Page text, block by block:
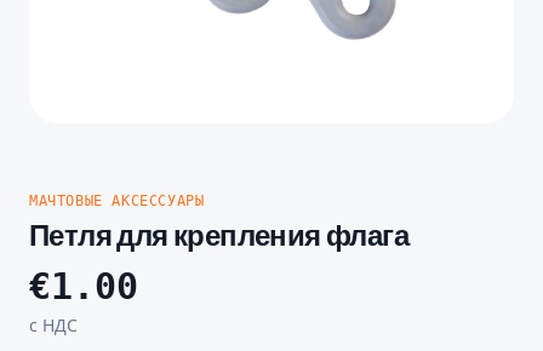
МАЧТОВЫЕ АКСЕССУАРЫ
Петля для крепления флага
€1.00
с НДС